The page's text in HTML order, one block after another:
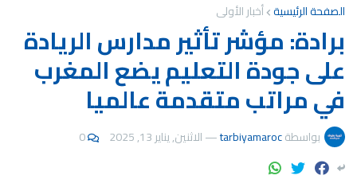
الصفحة الرئيسية أخبار الأولى
برادة: مؤشر تأثير مدارس الريادة
على جودة التعليم يضع المغرب
في مراتب متقدمة عالميا
بواسطةtarbiyamaroc
—الاثنين, يناير 13, 2025 0